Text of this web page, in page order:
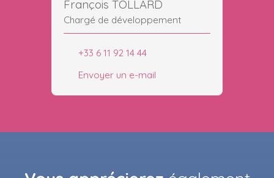
François TOLLARD
Chargé de développement
+33 6 11 92 14 44
Envoyer un e-mail